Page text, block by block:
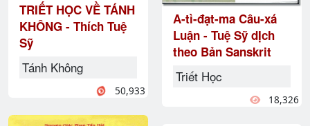
TRIẾT HỌC VỀ TÁNH
KHÔNG - Thích Tuệ
Sỹ
Tánh Không
50,933
A-tì-đạt-ma Câu-xá
Luận - Tuệ Sỹ dỊch
theo Bản Sanskrit
Triết Học
18,326